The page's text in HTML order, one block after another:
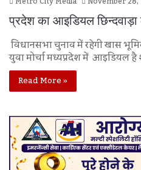
प्रदेश का आइडियल छिन्दवाड़ा
विधानसभा चुनाव में रहेगी खास
युवा मोर्चा मध्यप्रदेश में
Read More »